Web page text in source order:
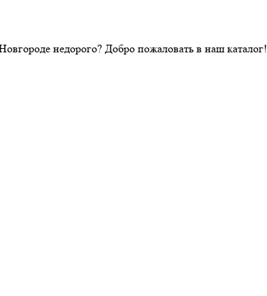
недорого? Добро пожаловать в наш каталог!